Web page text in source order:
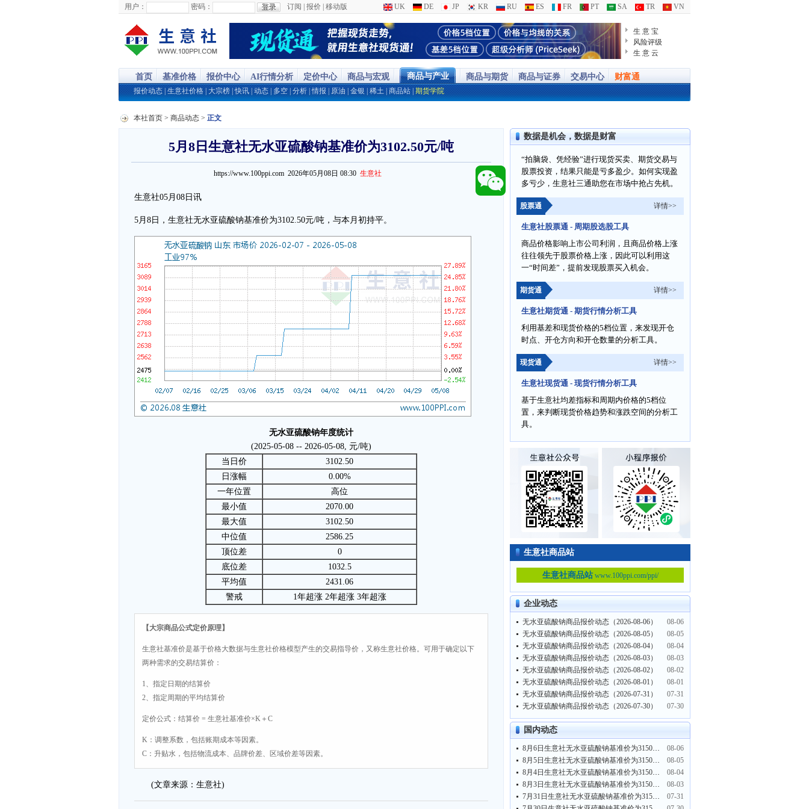
用户： 密码： 订阅 报价 移动版 UK DE JP KR RU ES FR PT SA TR VN
生 意 宝
风险评级
生 意 云
首页 基准价格 报价中心 AI行情分析 定价中心 商品与宏观 商品与产业 商品与期货 商品与证券 交易中心 财富通
报价动态 生意社价格 大宗榜 |快讯 动态 多空 分析 |情报 原油 金银 稀土 商品站 期货学院
本社首页 > 商品动态 > 正文
5月8日生意社无水亚硫酸钠基准价为3102.50元/吨
https://www.100ppi.com 2026年05月08日 08:30 生意社
生意社05月08日讯
5月8日，生意社无水亚硫酸钠基准价为3102.50元/吨，与本月初持平。
无水亚硫酸钠年度统计
(2025-05-08 -- 2026-05-08, 元/吨)
当日价
3102.50
日涨幅
0.00%
一年位置
高位
最小值
2070.00
最大值
3102.50
中位值
2586.25
顶位差
0
底位差
1032.5
平均值
2431.06
警戒
1年超涨 2年超涨 3年超涨
【大宗商品公式定价原理】
生意社基准价是基于价格大数据与生意社价格模型产生的交易指导价，又称生意社价格。可用于确定以下
两种需求的交易结算价：
1、指定日期的结算价
2、指定周期的平均结算价
定价公式：结算价 = 生意社基准价×K＋C
K：调整系数，包括账期成本等因素。
C：升贴水，包括物流成本、品牌价差、区域价差等因素。
(文章来源：生意社)
数据是机会，数据是财富
“拍脑袋、凭经验”进行现货买卖、期货交易与
股票投资，结果只能是亏多盈少。如何实现盈
多亏少，生意社三通助您在市场中抢占先机。
股票通 详情>>
生意社股票通 - 周期股选股工具
商品价格影响上市公司利润，且商品价格上涨
往往领先于股票价格上涨，因此可以利用这
一“时间差”，提前发现股票买入机会。
期货通 详情>>
生意社期货通 - 期货行情分析工具
利用基差和现货价格的5档位置，来发现开仓
时点、开仓方向和开仓数量的分析工具。
现货通 详情>>
生意社现货通 - 现货行情分析工具
基于生意社均差指标和周期内价格的5档位
置，来判断现货价格趋势和涨跌空间的分析工
具。
生意社商品站
生意社商品站www.100ppi.com/ppi/
企业动态
无水亚硫酸钠商品报价动态（2026-08-06）
08-06
无水亚硫酸钠商品报价动态（2026-08-05）
08-05
无水亚硫酸钠商品报价动态（2026-08-04）
08-04
无水亚硫酸钠商品报价动态（2026-08-03）
08-03
无水亚硫酸钠商品报价动态（2026-08-02）
08-02
无水亚硫酸钠商品报价动态（2026-08-01）
08-01
无水亚硫酸钠商品报价动态（2026-07-31）
07-31
无水亚硫酸钠商品报价动态（2026-07-30）
07-30
国内动态
8月6日生意社无水亚硫酸钠基准价为3150.00元/吨
08-06
8月5日生意社无水亚硫酸钠基准价为3150.00元/吨
08-05
8月4日生意社无水亚硫酸钠基准价为3150.00元/吨
08-04
8月3日生意社无水亚硫酸钠基准价为3150.00元/吨
08-03
7月31日生意社无水亚硫酸钠基准价为3150.00元/吨
07-31